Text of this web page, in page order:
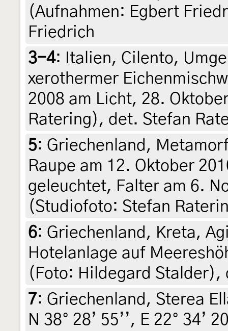
(Aufnahmen: Egbert
Friedrich
3-4:
Italien, Cilento,
xerothermer
2008 am Licht, 28.
Ratering), det. Stefan
5: Griechenland,
Raupe am 12. Oktober
geleuchtet, Falter am 6.
(Studiofoto: Stefan
6: Griechenland, Kreta,
Hotelanlage auf
(Foto: Hildegard Stalder),
7: Griechenland, Sterea
N 38° 28’ 55’’, E 22° 34’